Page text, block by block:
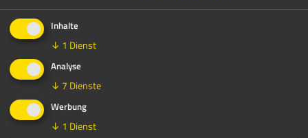
Inhalte
↓ 1 Dienst
Analyse
↓ 7 Dienste
Werbung
↓ 1 Dienst